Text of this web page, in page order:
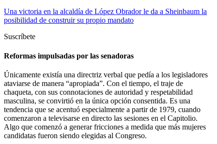
Una victoria en la alcaldía de López Obrador le da a Sheinbaum la
posibilidad de construir su propio mandato
Suscríbete
Reformas impulsadas por las senadoras
Únicamente existía una directriz verbal que pedía a los legisladores
ataviarse de manera “apropiada”. Con el tiempo, el traje de
chaqueta, con sus connotaciones de autoridad y respetabilidad
masculina, se convirtió en la única opción consentida. Es una
tendencia que se acentuó especialmente a partir de 1979, cuando
comenzaron a televisarse en directo las sesiones en el Capitolio.
Algo que comenzó a generar fricciones a medida que más mujeres
candidatas fueron siendo elegidas al Congreso.